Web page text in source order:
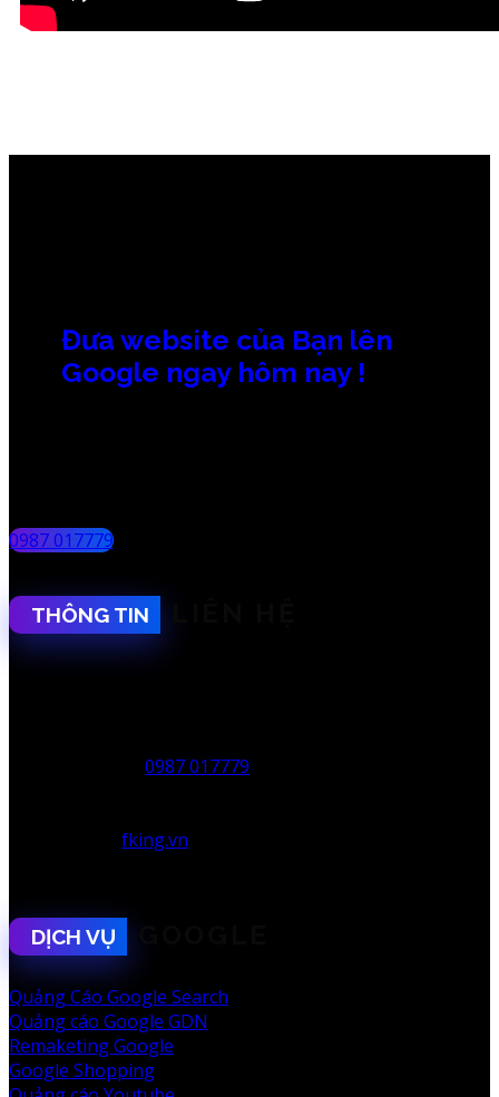
Đưa website của Bạn lên
Google ngay hôm nay !
0987 017779
THÔNG TIN
0987 017779
fking.vn
DỊCH VỤ
Quảng Cáo Google Search
Quảng cáo Google GDN
Remaketing Google
Google Shopping